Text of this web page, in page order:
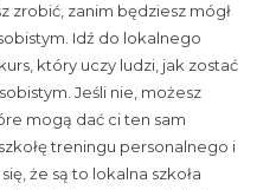
zrobić, zanim będziesz mógł
Idź do lokalnego
który uczy ludzi, jak zostać
Jeśli nie, możesz
mogą dać ci ten sam
treningu personalnego i
że są to lokalna szkoła